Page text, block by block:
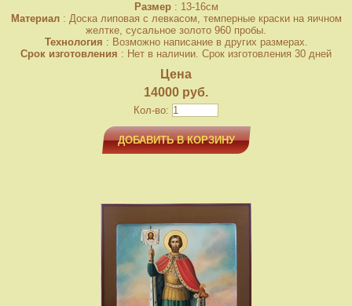
Размер: 13-16см
Материал: Доска липовая с левкасом, темперные краски на яичном
желтке, сусальное золото 960 пробы.
Технология : Возможно написание в других размерах.
Срок изготовления : Нет в наличии. Срок изготовления 30 дней
Цена
14000 руб.
Кол-во:
ДОБАВИТЬ В КОРЗИНУ